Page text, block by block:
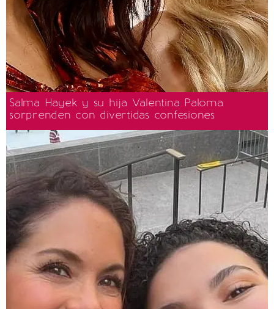
Salma Hayek y su hija Valentina Paloma
sorprenden con divertidas confesiones